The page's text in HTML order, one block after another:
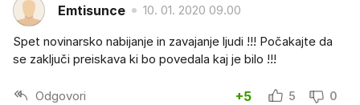
Emtisunce 10. 01. 2020 09.00
Spet novinarsko nabijanje in zavajanje ljudi !!! Počakajte da
se zaključi preiskava ki bo povedala kaj je bilo !!!
Odgovori +5 5 0